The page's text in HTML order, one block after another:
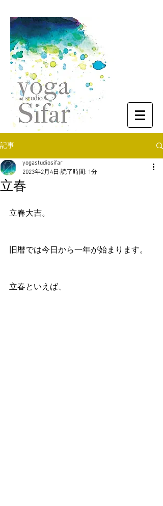
記事
立春
yogastudiosifar
2023年2月4日 読了時間: 1分
立春大吉。
旧暦では今日から一年が始まります。
立春といえば、